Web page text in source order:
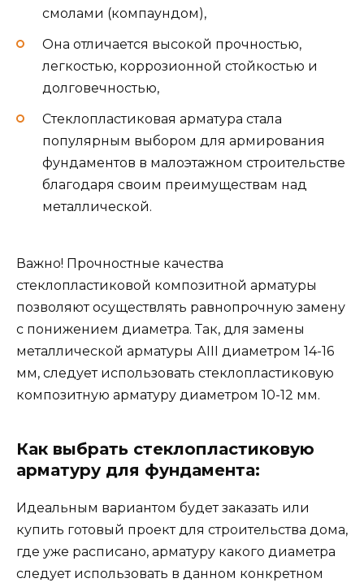
смолами (компаундом),
Она отличается высокой прочностью,
легкостью, коррозионной стойкостью и
долговечностью,
Стеклопластиковая арматура стала
популярным выбором для армирования
фундаментов в малоэтажном строительстве
благодаря своим преимуществам над
металлической.
Важно! Прочностные качества
стеклопластиковой композитной арматуры
позволяют осуществлять равнопрочную замену
с понижением диаметра. Так, для замены
металлической арматуры АIII диаметром 14-16
мм, следует использовать стеклопластиковую
композитную арматуру диаметром 10-12 мм.
Как выбрать стеклопластиковую
арматуру для фундамента:
Идеальным вариантом будет заказать или
купить готовый проект для строительства дома,
где уже расписано, арматуру какого диаметра
следует использовать в данном конкретном